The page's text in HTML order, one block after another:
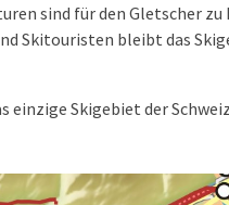
sind für den Gletscher zu
Skitouristen bleibt das
einzige Skigebiet der